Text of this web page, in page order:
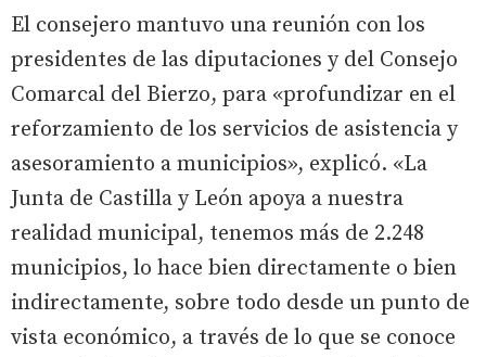
El consejero mantuvo una reunión con los
presidentes de las diputaciones y del Consejo
Comarcal del Bierzo, para «profundizar en el
reforzamiento de los servicios de asistencia y
asesoramiento a municipios», explicó. «La
Junta de Castilla y León apoya a nuestra
realidad municipal, tenemos más de 2.248
municipios, lo hace bien directamente o bien
indirectamente, sobre todo desde un punto de
vista económico, a través de lo que se conoce